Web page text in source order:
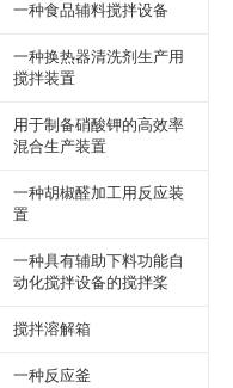
一种食品辅料搅拌设备
一种换热器清洗剂生产用
搅拌装置
用于制备硝酸钾的高效率
混合生产装置
一种胡椒醛加工用反应装
置
一种具有辅助下料功能自
动化搅拌设备的搅拌桨
搅拌溶解箱
一种反应釜